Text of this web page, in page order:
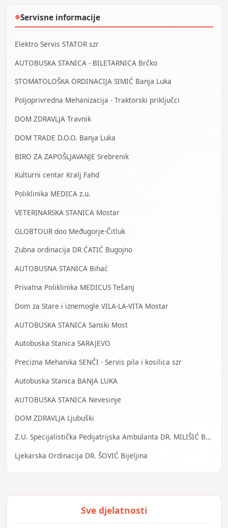
●Servisne informacije
Elektro Servis STATOR szr
AUTOBUSKA STANICA - BILETARNICA Brčko
STOMATOLOŠKA ORDINACIJA SIMIĆ Banja Luka
Poljoprivredna Mehanizacija - Traktorski priključci
DOM ZDRAVLJA Travnik
DOM TRADE D.O.O. Banja Luka
BIRO ZA ZAPOŠLJAVANJE Srebrenik
Kulturni centar Kralj Fahd
Poliklinika MEDICA z.u.
VETERINARSKA STANICA Mostar
GLOBTOUR doo Međugorje-Čitluk
Zubna ordinacija DR ĆATIĆ Bugojno
AUTOBUSNA STANICA Bihać
Privatna Poliklinika MEDICUS Tešanj
Dom za Stare i iznemogle VILA-LA-VITA Mostar
AUTOBUSKA STANICA Sanski Most
Autobuska Stanica SARAJEVO
Precizna Mehanika SENČI - Servis pila i kosilica szr
Autobuska Stanica BANJA LUKA
AUTOBUSKA STANICA Nevesinje
DOM ZDRAVLJA Ljubuški
Z.U. Specijalistička Pedijatrijska Ambulanta DR. MILIŠIĆ Banja Luka
Ljekarska Ordinacija DR. ŠOVIĆ Bijeljina